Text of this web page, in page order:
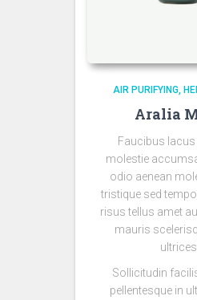
AIR PURIFYING
Aralia
Faucibus
molestie
odio aenean
tristique sed
risus tellus amet
mauris
ultrices.
Sollicitudin
pellentesque in